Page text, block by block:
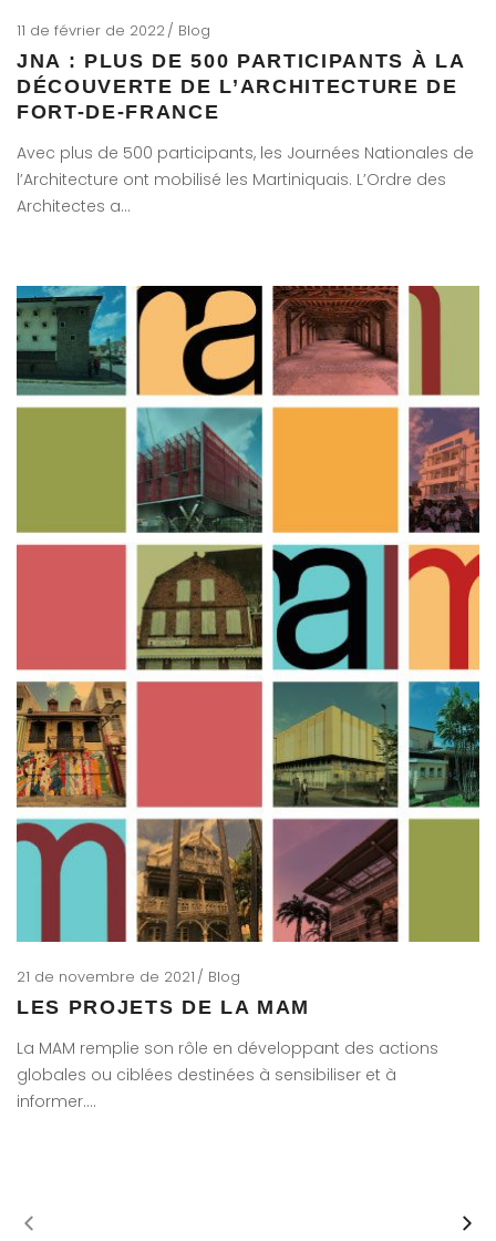
11 de février de 2022 Blog
JNA : PLUS DE 500 PARTICIPANTS À LA
DÉCOUVERTE DE L’ARCHITECTURE DE
FORT-DE-FRANCE
Avec plus de 500 participants, les Journées Nationales de
l’Architecture ont mobilisé les Martiniquais. L’Ordre des
Architectes a…
21 de novembre de 2021 Blog
LES PROJETS DE LA MAM
La MAM remplie son rôle en développant des actions
globales ou ciblées destinées à sensibiliser et à
informer….